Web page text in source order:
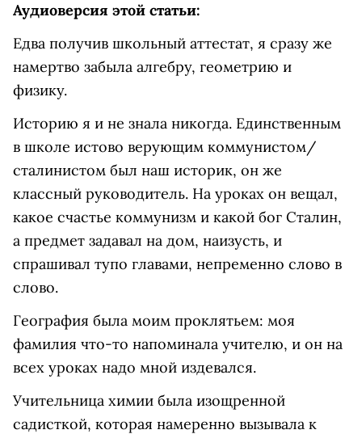
Аудиоверсия этой статьи:
Едва получив школьный аттестат, я сразу же
намертво забыла алгебру, геометрию и
физику.
Историю я и не знала никогда. Единственным
в школе истово верующим коммунистом/
сталинистом был наш историк, он же
классный руководитель. На уроках он вещал,
какое счастье коммунизм и какой бог Сталин,
а предмет задавал на дом, наизусть, и
спрашивал тупо главами, непременно слово в
слово.
География была моим проклятьем: моя
фамилия что-то напоминала учителю, и он на
всех уроках надо мной издевался.
Учительница химии была изощренной
садисткой, которая намеренно вызывала к